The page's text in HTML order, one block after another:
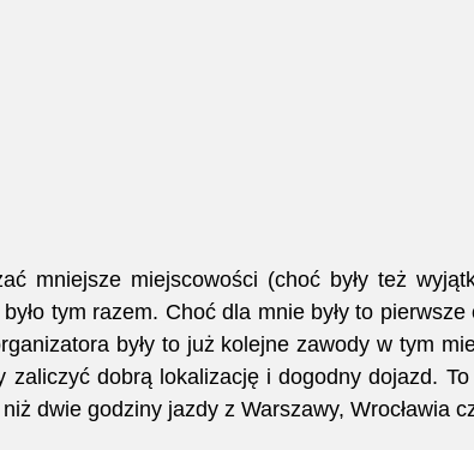
mniejsze miejscowości (choć były też
tym razem. Choć dla mnie były to
były to już kolejne zawody w tym
zaliczyć dobrą lokalizację i dogodny dojazd.
dwie godziny jazdy z Warszawy, Wrocławia